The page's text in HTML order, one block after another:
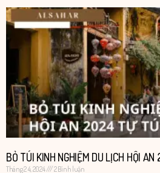
BỎ TÚI KINH NGHIỆM DU LỊCH HỘI
Tháng 2 4, 2024 2 Bình luận